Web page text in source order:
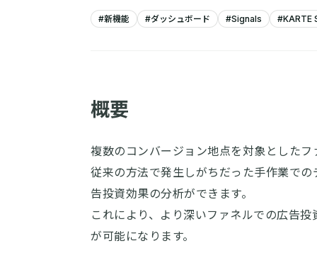
#新機能 #ダッシュボード #Signals #KARTE
概要
複数のコンバージョン地点を対象とした
従来の方法で発生しがちだった手作業で
告投資効果の分析ができます。
これにより、より深いファネルでの広告
が可能になります。